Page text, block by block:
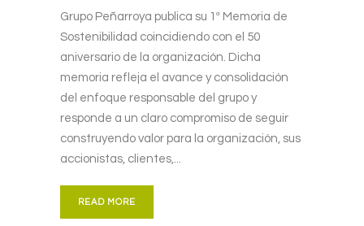
Grupo Peñarroya publica su 1ª Memoria de
Sostenibilidad coincidiendo con el 50
aniversario de la organización. Dicha
memoria refleja el avance y consolidación
del enfoque responsable del grupo y
responde a un claro compromiso de seguir
construyendo valor para la organización, sus
accionistas, clientes,...
READ MORE